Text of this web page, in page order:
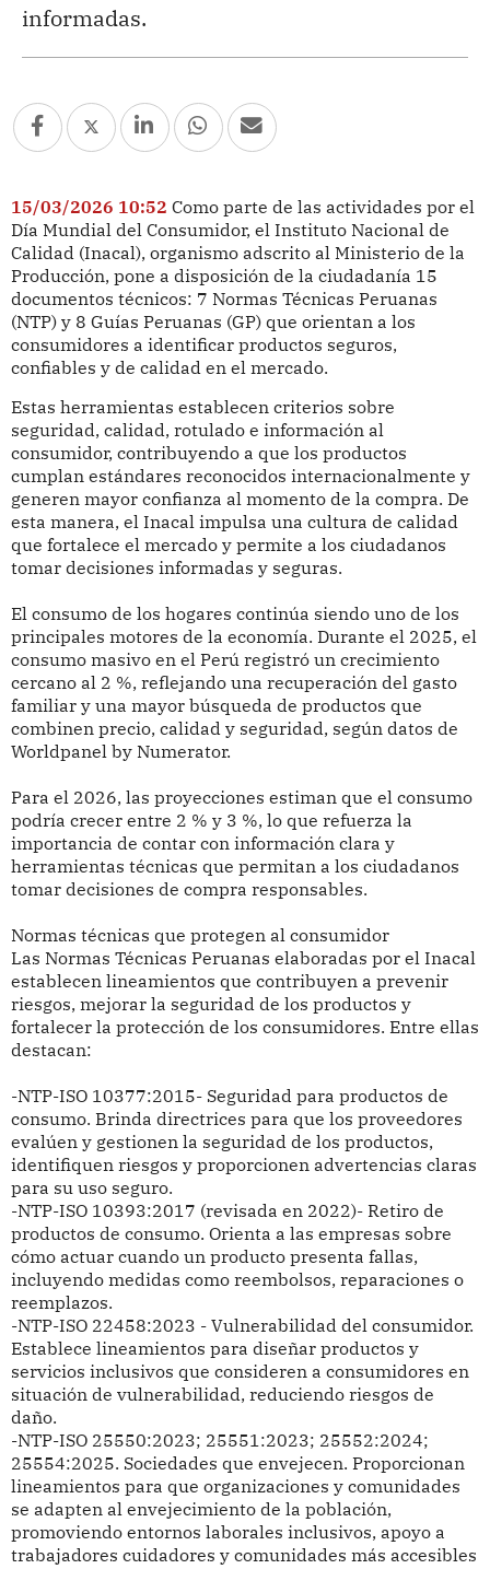
informadas.
15/03/2026 10:52 Como parte de las actividades por el
Día Mundial del Consumidor, el Instituto Nacional de
Calidad (Inacal), organismo adscrito al Ministerio de la
Producción, pone a disposición de la ciudadanía 15
documentos técnicos: 7 Normas Técnicas Peruanas
(NTP) y 8 Guías Peruanas (GP) que orientan a los
consumidores a identificar productos seguros,
confiables y de calidad en el mercado.
Estas herramientas establecen criterios sobre
seguridad, calidad, rotulado e información al
consumidor, contribuyendo a que los productos
cumplan estándares reconocidos internacionalmente y
generen mayor confianza al momento de la compra. De
esta manera, el Inacal impulsa una cultura de calidad
que fortalece el mercado y permite a los ciudadanos
tomar decisiones informadas y seguras.
El consumo de los hogares continúa siendo uno de los
principales motores de la economía. Durante el 2025, el
consumo masivo en el Perú registró un crecimiento
cercano al 2 %, reflejando una recuperación del gasto
familiar y una mayor búsqueda de productos que
combinen precio, calidad y seguridad, según datos de
Worldpanel by Numerator.
Para el 2026, las proyecciones estiman que el consumo
podría crecer entre 2 % y 3 %, lo que refuerza la
importancia de contar con información clara y
herramientas técnicas que permitan a los ciudadanos
tomar decisiones de compra responsables.
Normas técnicas que protegen al consumidor
Las Normas Técnicas Peruanas elaboradas por el Inacal
establecen lineamientos que contribuyen a prevenir
riesgos, mejorar la seguridad de los productos y
fortalecer la protección de los consumidores. Entre ellas
destacan:
-NTP-ISO 10377:2015- Seguridad para productos de
consumo. Brinda directrices para que los proveedores
evalúen y gestionen la seguridad de los productos,
identifiquen riesgos y proporcionen advertencias claras
para su uso seguro.
-NTP-ISO 10393:2017 (revisada en 2022)- Retiro de
productos de consumo. Orienta a las empresas sobre
cómo actuar cuando un producto presenta fallas,
incluyendo medidas como reembolsos, reparaciones o
reemplazos.
-NTP-ISO 22458:2023 - Vulnerabilidad del consumidor.
Establece lineamientos para diseñar productos y
servicios inclusivos que consideren a consumidores en
situación de vulnerabilidad, reduciendo riesgos de
daño.
-NTP-ISO 25550:2023; 25551:2023; 25552:2024;
25554:2025. Sociedades que envejecen. Proporcionan
lineamientos para que organizaciones y comunidades
se adapten al envejecimiento de la población,
promoviendo entornos laborales inclusivos, apoyo a
trabajadores cuidadores y comunidades más accesibles